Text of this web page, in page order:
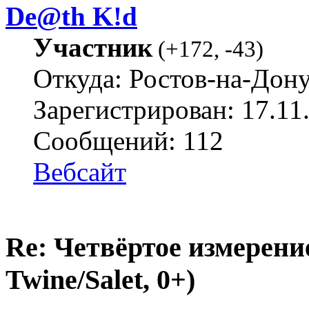
De@th K!d
Участник(+172, -43)
Откуда: Ростов-на-
Зарегистрирован:
Сообщений: 112
Вебсайт
Re: Четвёртое
Twine/Salet, 0+)